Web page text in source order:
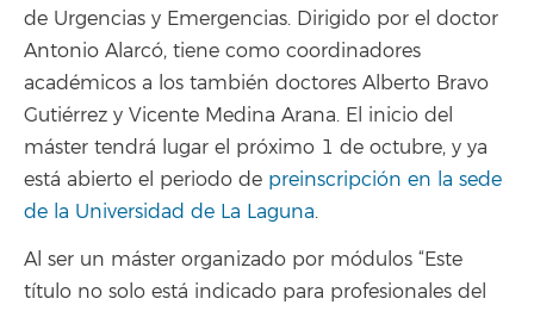
de Urgencias y Emergencias. Dirigido por el doctor
Antonio Alarcó, tiene como coordinadores
académicos a los también doctores Alberto Bravo
Gutiérrez y Vicente Medina Arana. El inicio del
máster tendrá lugar el próximo 1 de octubre, y ya
está abierto el periodo de preinscripción en la sede
de la Universidad de La Laguna.
Al ser un máster organizado por módulos “Este
título no solo está indicado para profesionales del